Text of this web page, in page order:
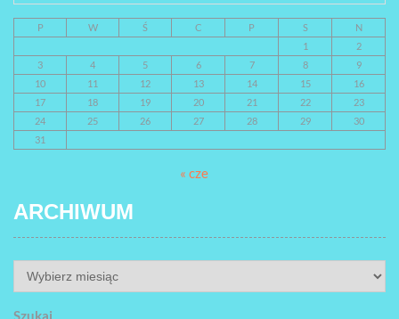
P W Ś C P S
N
1
2
3
4 5 6 7 8
9
10
11 12 13 14 15
16
17
18 19 20 21 22
23
24
25 26 27 28 29
30
31
« cze
ARCHIWUM
ARCHIWUM
Szukaj